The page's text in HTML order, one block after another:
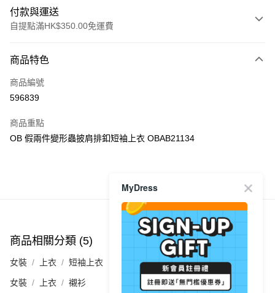
付款與運送
自提點滿HK$350.00免運費
信用卡
Apple Pay
PayMe
每筆HK$40.00，滿HK$350.00或以上免運費
付款後順豐站及營業點
每筆HK$40.00，滿HK$350.00或以上免運費
付款後順豐合作便利店
商品特色
商品編號
596839
商品重點
OB 假兩件變形蟲披肩排釦短袖上衣 OBAB21134
商品推薦
商品相關分類 (5)
女裝 上衣 短袖上衣
女裝 上衣 襯衫
MyDress